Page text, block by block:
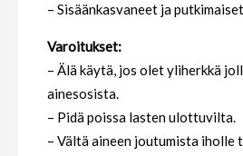
– Sisäänkasvaneet ja
Varoitukset:
– Älä käytä, jos olet yliherkkä
ainesosista.
– Pidä poissa lasten ulottuvilta.
– Vältä aineen joutumista iholle